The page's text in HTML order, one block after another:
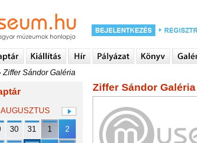
Ziffer Sándor Galéria
30 31 1 2
Ziffer Sándor Galéria